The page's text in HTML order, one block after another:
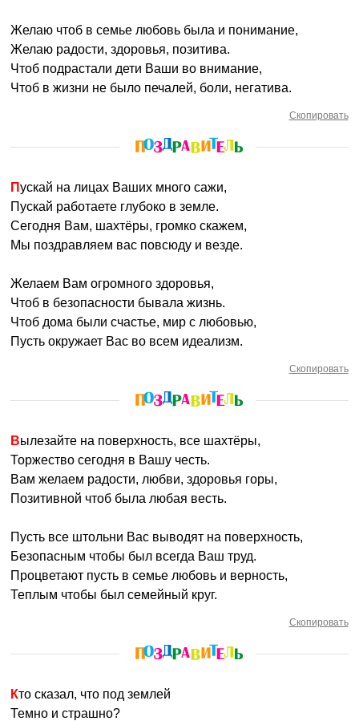
Желаю чтоб в семье любовь была и понимание,
Желаю радости, здоровья, позитива.
Чтоб подрастали дети Ваши во внимание,
Чтоб в жизни не было печалей, боли, негатива.
Скопировать
Пускай на лицах Ваших много сажи,
Пускай работаете глубоко в земле.
Сегодня Вам, шахтёры, громко скажем,
Мы поздравляем вас повсюду и везде.
Желаем Вам огромного здоровья,
Чтоб в безопасности бывала жизнь.
Чтоб дома были счастье, мир с любовью,
Пусть окружает Вас во всем идеализм.
Скопировать
Вылезайте на поверхность, все шахтёры,
Торжество сегодня в Вашу честь.
Вам желаем радости, любви, здоровья горы,
Позитивной чтоб была любая весть.
Пусть все штольни Вас выводят на поверхность,
Безопасным чтобы был всегда Ваш труд.
Процветают пусть в семье любовь и верность,
Теплым чтобы был семейный круг.
Скопировать
Кто сказал, что под землей
Темно и страшно?